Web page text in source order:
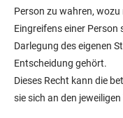
Person zu wahren,
Eingreifens einer
Darlegung des eigenen
Entscheidung gehört.
Dieses Recht kann die
sie sich an den